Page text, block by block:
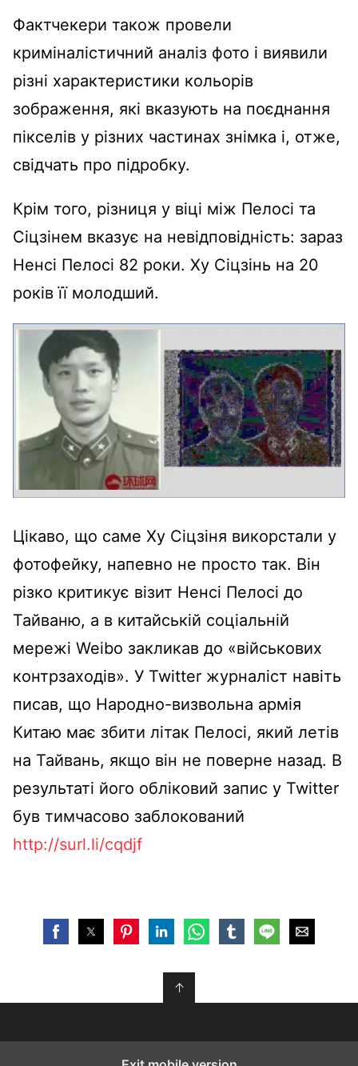
Фактчекери також провели
криміналістичний аналіз фото і виявили
різні характеристики кольорів
зображення, які вказують на поєднання
пікселів у різних частинах знімка і, отже,
свідчать про підробку.
Крім того, різниця у віці між Пелосі та
Сіцзінем вказує на невідповідність: зараз
Ненсі Пелосі 82 роки. Ху Сіцзінь на 20
років її молодший.
Цікаво, що саме Ху Сіцзіня викорстали у
фотофейку, напевно не просто так. Він
різко критикує візит Ненсі Пелосі до
Тайваню, а в китайській соціальній
мережі Weibo закликав до «військових
контрзаходів». У Twitter журналіст навіть
писав, що Народно-визвольна армія
Китаю має збити літак Пелосі, який летів
на Тайвань, якщо він не поверне назад. В
результаті його обліковий запис у Twitter
був тимчасово заблокований
http://surl.li/cqdjf
↑